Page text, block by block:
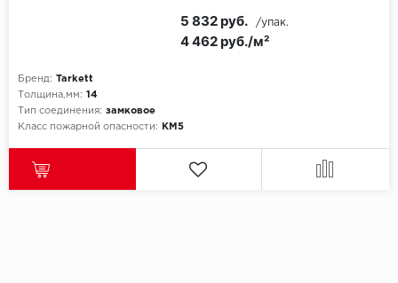
Бренд: Tarkett
Толщина,мм: 14
Тип соединения: замковое
Класс пожарной опасности:
КМ5
4 462 руб./м²
5 832 руб. /упак.